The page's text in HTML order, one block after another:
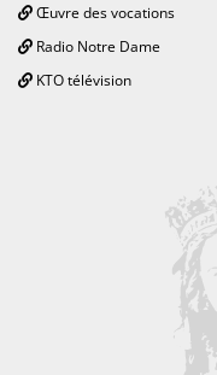
Œuvre des vocations
Radio Notre Dame
KTO télévision